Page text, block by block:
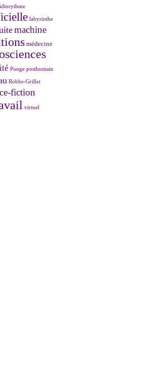
idiorythme
labyrinthe
machine
médecine
Ponge posthumain
Robbe-Grillet
fiction
virtuel